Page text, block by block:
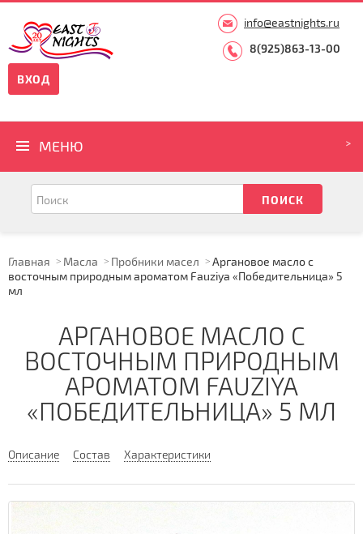
info@eastnights.ru
8(925)863-13-00
ВХОД
МЕНЮ
Главная Масла Пробники масел
Аргановое масло с
восточным природным ароматом Fauziya «Победительница» 5
мл
АРГАНОВОЕ МАСЛО С
ВОСТОЧНЫМ ПРИРОДНЫМ
АРОМАТОМ FAUZIYA
«ПОБЕДИТЕЛЬНИЦА» 5 МЛ
Описание Состав Характеристики